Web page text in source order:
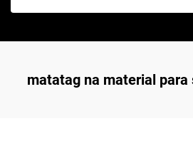
matatag na material para